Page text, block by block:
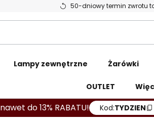
50-dniowy termin zwrotu
Lampy zewnętrzne Żarówki
OUTLET
nawet do 13% RABATU! Kod:TYDZIEN